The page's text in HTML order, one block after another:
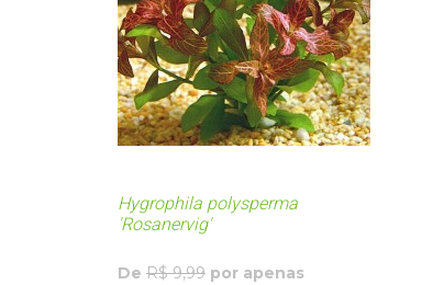
Hygrophila polysperma
'Rosanervig'
De R$ 9,99 por apenas